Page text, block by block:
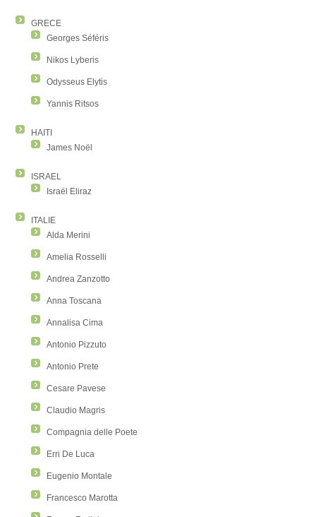
GRECE
Georges Séféris
Nikos Lyberis
Odysseus Elytis
Yannis Ritsos
HAITI
James Noël
ISRAEL
Israël Eliraz
ITALIE
Alda Merini
Amelia Rosselli
Andrea Zanzotto
Anna Toscana
Annalisa Cima
Antonio Pizzuto
Antonio Prete
Cesare Pavese
Claudio Magris
Compagnia delle Poete
Erri De Luca
Eugenio Montale
Francesco Marotta